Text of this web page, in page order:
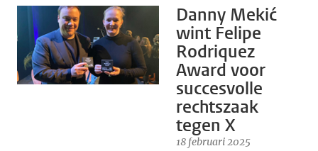
Danny Mekić
wint Felipe
Rodriquez
Award voor
succesvolle
rechtszaak
tegen X
18 februari 2025